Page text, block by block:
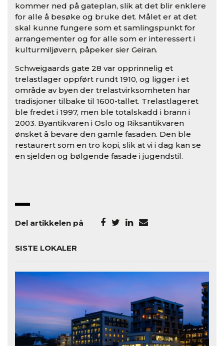
kommer ned på gateplan, slik at det blir enklere
for alle å besøke og bruke det. Målet er at det
skal kunne fungere som et samlingspunkt for
arrangementer og for alle som er interessert i
kulturmiljøvern, påpeker sier Geiran.
Schweigaards gate 28 var opprinnelig et
trelastlager oppført rundt 1910, og ligger i et
område av byen der trelastvirksomheten har
tradisjoner tilbake til 1600-tallet. Trelastlageret
ble fredet i 1997, men ble totalskadd i brann i
2003. Byantikvaren i Oslo og Riksantikvaren
ønsket å bevare den gamle fasaden. Den ble
restaurert som en tro kopi, slik at vi i dag kan se
en sjelden og bølgende fasade i jugendstil.
Del artikkelen på
SISTE LOKALER